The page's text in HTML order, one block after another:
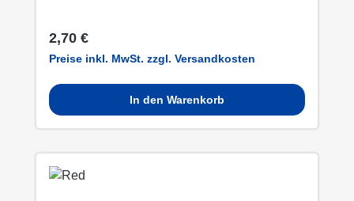
Regulärer Preis:
2,70 €
Preise inkl. MwSt. zzgl. Versandkosten
In den Warenkorb